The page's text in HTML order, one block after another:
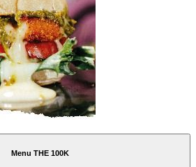
Menu THE 100K